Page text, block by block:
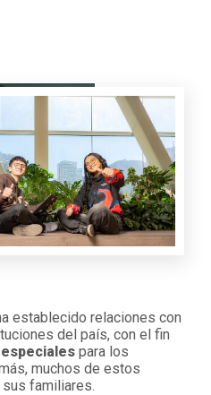
establecido relaciones con
del país, con el fin
para los
muchos de estos
familiares.